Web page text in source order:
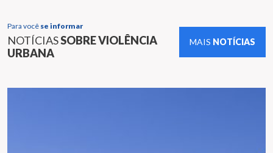
Para você se informar
NOTÍCIASSOBRE VIOLÊNCIA
URBANA
MAIS NOTÍCIAS